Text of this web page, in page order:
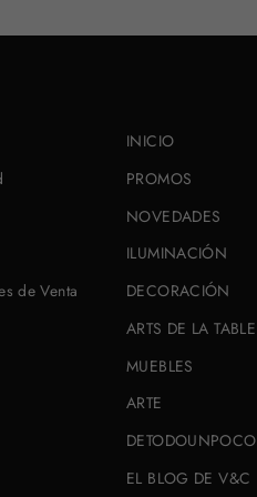
de Venta
INICIO
PROMOS
NOVEDADES
ILUMINACIÓN
DECORACIÓN
ARTS DE LA TABLE
MUEBLES
ARTE
DETODOUNPOCO
EL BLOG DE V&C